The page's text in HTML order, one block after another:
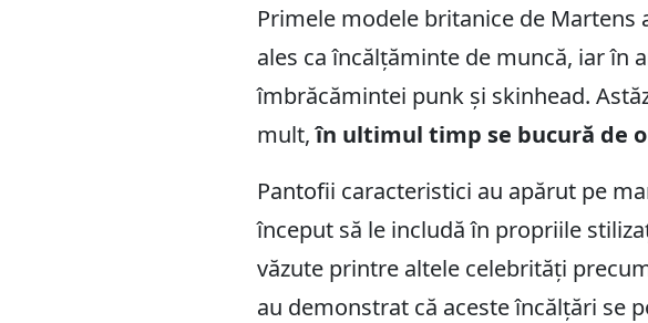
Primele modele britanice de
ales ca încălțăminte de muncă, iar în
îmbrăcămintei punk și skinhead.
mult,în ultimul timp se bucură de
Pantofii caracteristici au apărut pe
început să le includă în propriile
văzute printre altele celebrități
au demonstrat că aceste încălțări se